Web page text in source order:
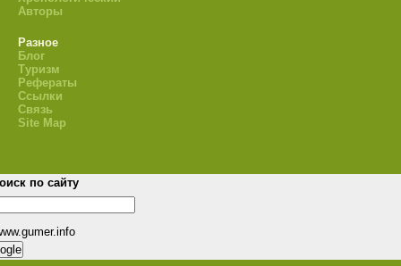
Авторы
Разное
Блог
Туризм
Рефераты
Ссылки
Связь
Site Map
по сайту